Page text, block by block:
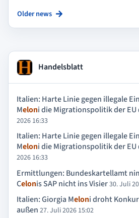
Older news
Handelsblatt
Italien: Harte Linie gegen illegale
Meloni die Migrationspolitik der
2026 16:33
Italien: Harte Linie gegen illegale
Meloni die Migrationspolitik der
2026 16:33
Ermittlungen: Bundeskartellamt
Celonis SAP nicht ins Visier30. Juli
Italien: Giorgia Meloni droht
außen 27. Juli 2026 15:02